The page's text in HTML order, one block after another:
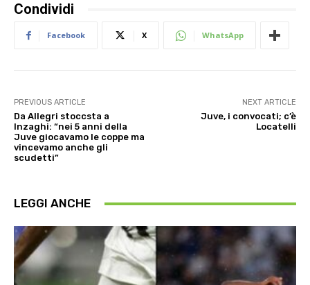
Condividi
Facebook X WhatsApp
PREVIOUS ARTICLE
Da Allegri stoccsta a
Inzaghi: “nei 5 anni della
Juve giocavamo le coppe ma
vincevamo anche gli
scudetti”
NEXT ARTICLE
Juve, i convocati; c’è
Locatelli
LEGGI ANCHE